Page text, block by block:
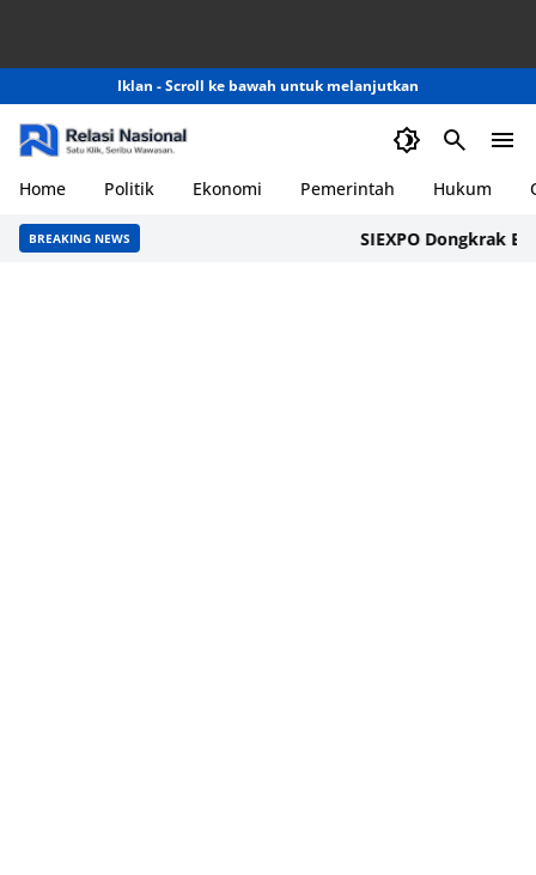
Iklan - Scroll ke bawah untuk melanjutkan
Home Politik Ekonomi Pemerintah Hukum
BREAKING NEWS SIEXPO Dongkrak